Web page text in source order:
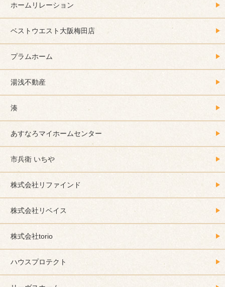
ホームリレーション
ベストウエスト大阪梅田店
プラムホーム
湯浅不動産
湊
あすなろマイホームセンター
市兵衛 いちや
株式会社リファインド
株式会社リベイス
株式会社torio
ハウスプロテクト